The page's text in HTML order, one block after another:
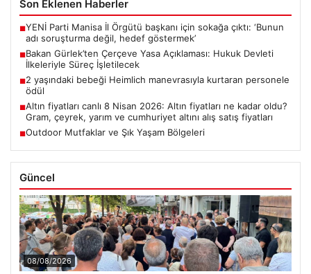
Son Eklenen Haberler
■YENİ Parti Manisa İl Örgütü başkanı için sokağa çıktı: ‘Bunun
adı soruşturma değil, hedef göstermek’
■Bakan Gürlek’ten Çerçeve Yasa Açıklaması: Hukuk Devleti
İlkeleriyle Süreç İşletilecek
■2 yaşındaki bebeği Heimlich manevrasıyla kurtaran personele
ödül
■Altın fiyatları canlı 8 Nisan 2026: Altın fiyatları ne kadar oldu?
Gram, çeyrek, yarım ve cumhuriyet altını alış satış fiyatları
■Outdoor Mutfaklar ve Şık Yaşam Bölgeleri
Güncel
08/08/2026